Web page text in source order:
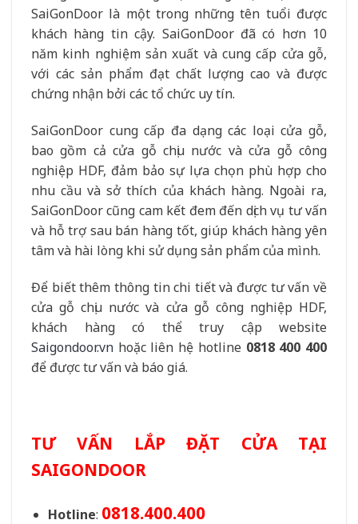
SaiGonDoor là một trong những tên tuổi được
khách hàng tin cậy. SaiGonDoor đã có hơn 10
năm kinh nghiệm sản xuất và cung cấp cửa gỗ,
với các sản phẩm đạt chất lượng cao và được
chứng nhận bởi các tổ chức uy tín.
SaiGonDoor cung cấp đa dạng các loại cửa gỗ,
bao gồm cả cửa gỗ chịu nước và cửa gỗ công
nghiệp HDF, đảm bảo sự lựa chọn phù hợp cho
nhu cầu và sở thích của khách hàng. Ngoài ra,
SaiGonDoor cũng cam kết đem đến dịch vụ tư vấn
và hỗ trợ sau bán hàng tốt, giúp khách hàng yên
tâm và hài lòng khi sử dụng sản phẩm của mình.
Để biết thêm thông tin chi tiết và được tư vấn về
cửa gỗ chịu nước và cửa gỗ công nghiệp HDF,
khách hàng có thể truy cập website
Saigondoor.vn hoặc liên hệ hotline 0818 400 400
để được tư vấn và báo giá.
TƯ VẤN LẮP ĐẶT CỬA TẠI
SAIGONDOOR
Hotline: 0818.400.400